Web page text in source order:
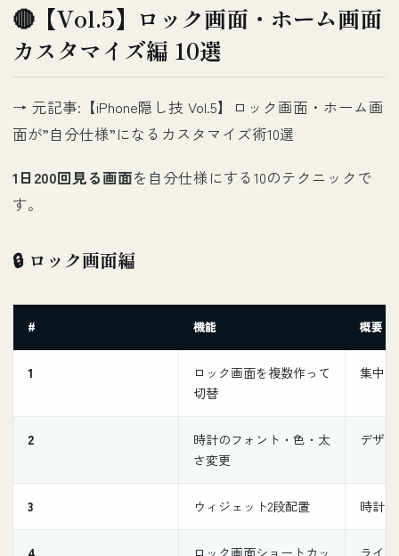
🔴【Vol.5】ロック画面・ホーム画面
カスタマイズ編 10選
→ 元記事: 【iPhone隠し技 Vol.5】ロック画面・ホーム画
面が”自分仕様”になるカスタマイズ術10選
1日200回見る画面を自分仕様にする10のテクニックで
す。
🔒 ロック画面編
# 機能 概要
1
ロック画面を複数作って
切替
集中
2
時計のフォント・色・太
さ変更
デザ
3 ウィジェット2段配置 時計